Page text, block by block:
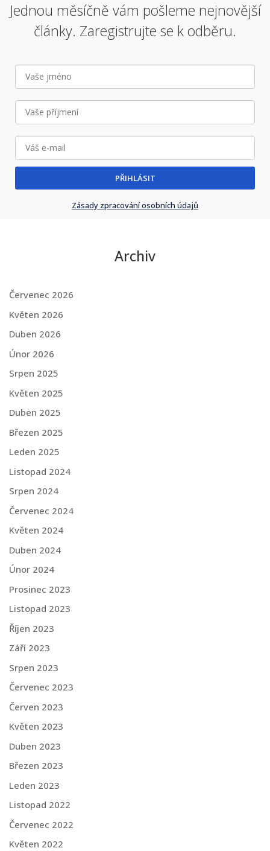
Jednou měsíčně vám pošleme nejnovější
články. Zaregistrujte se k odběru.
PŘIHLÁSIT
Zásady zpracování osobních údajů
Archiv
Červenec 2026
Květen 2026
Duben 2026
Únor 2026
Srpen 2025
Květen 2025
Duben 2025
Březen 2025
Leden 2025
Listopad 2024
Srpen 2024
Červenec 2024
Květen 2024
Duben 2024
Únor 2024
Prosinec 2023
Listopad 2023
Říjen 2023
Září 2023
Srpen 2023
Červenec 2023
Červen 2023
Květen 2023
Duben 2023
Březen 2023
Leden 2023
Listopad 2022
Červenec 2022
Květen 2022